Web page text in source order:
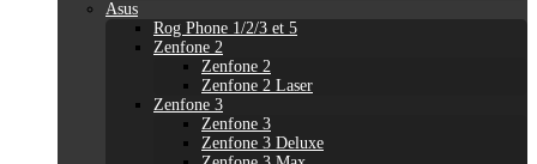
Asus
Rog Phone 1/2/3 et 5
Zenfone 2
Zenfone 2
Zenfone 2 Laser
Zenfone 3
Zenfone 3
Zenfone 3 Deluxe